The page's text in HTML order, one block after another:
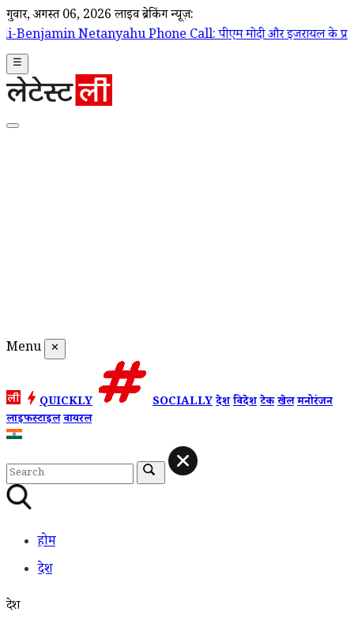
गुरूवार, अगस्त 06, 2026 लाइव ब्रेकिंग न्यूज़:
Phone Call: पीएम मोदी और इजरायल के प्रधानमंत्री बेंजामिन
☰
Menu ✕
QUICKLY SOCIALLYदेशविदेशटेकखेलमनोरंजन
लाइफस्टाइलवायरल
होम
देश
देश